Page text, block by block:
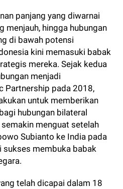
panjang yang diwarnai
menjauh, hingga hubungan
di bawah potensi
kini memasuki babak
mereka. Sejak kedua
menjadi
Partnership pada 2018,
untuk memberikan
hubungan bilateral
menguat setelah
Subianto ke India pada
sukses membuka babak
telah dicapai dalam 18